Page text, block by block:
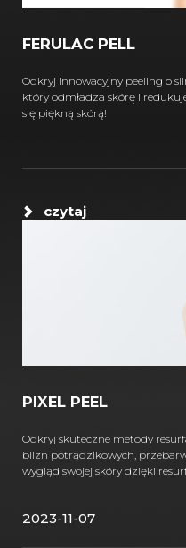
FERULAC PELL
Odkryj innowacyjny peeling o
który odmładza skórę i
się piękną skórą!
czytaj
PIXEL PEEL
Odkryj skuteczne metody
blizn potrądzikowych,
wygląd swojej skóry dzięki
2023-11-07